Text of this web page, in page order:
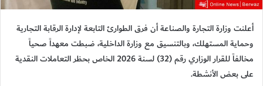
أعلنت وزارة التجارة والصناعة أن فرق الطوارئ التابعة لإدارة الرقابة التجارية
وحماية المستهلك، وبالتنسيق مع وزارة الداخلية، ضبطت معهداً صحياً
مخالفاً للقرار الوزاري رقم (32) لسنة 2026 الخاص بحظر التعاملات النقدية
على بعض الأنشطة.